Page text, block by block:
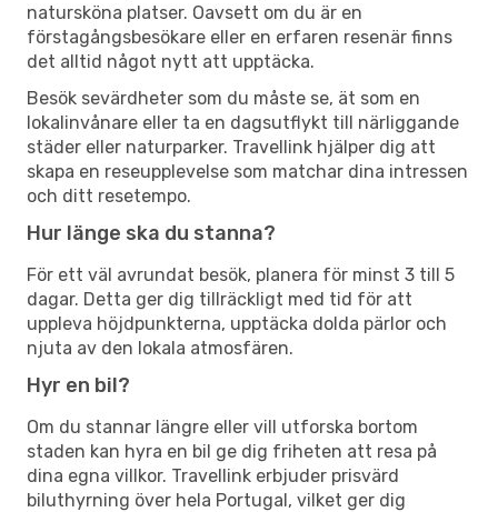
natursköna platser. Oavsett om du är en
förstagångsbesökare eller en erfaren resenär finns
det alltid något nytt att upptäcka.
Besök sevärdheter som du måste se, ät som en
lokalinvånare eller ta en dagsutflykt till närliggande
städer eller naturparker. Travellink hjälper dig att
skapa en reseupplevelse som matchar dina intressen
och ditt resetempo.
Hur länge ska du stanna?
För ett väl avrundat besök, planera för minst 3 till 5
dagar. Detta ger dig tillräckligt med tid för att
uppleva höjdpunkterna, upptäcka dolda pärlor och
njuta av den lokala atmosfären.
Hyr en bil?
Om du stannar längre eller vill utforska bortom
staden kan hyra en bil ge dig friheten att resa på
dina egna villkor. Travellink erbjuder prisvärd
biluthyrning över hela Portugal, vilket ger dig